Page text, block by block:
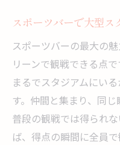
スポーツバーで大型
スポーツバーの最大の
リーンで観戦できる点
まるでスタジアムにい
す。仲間と集まり、同じ
普段の観戦では得られ
ば、得点の瞬間に全員